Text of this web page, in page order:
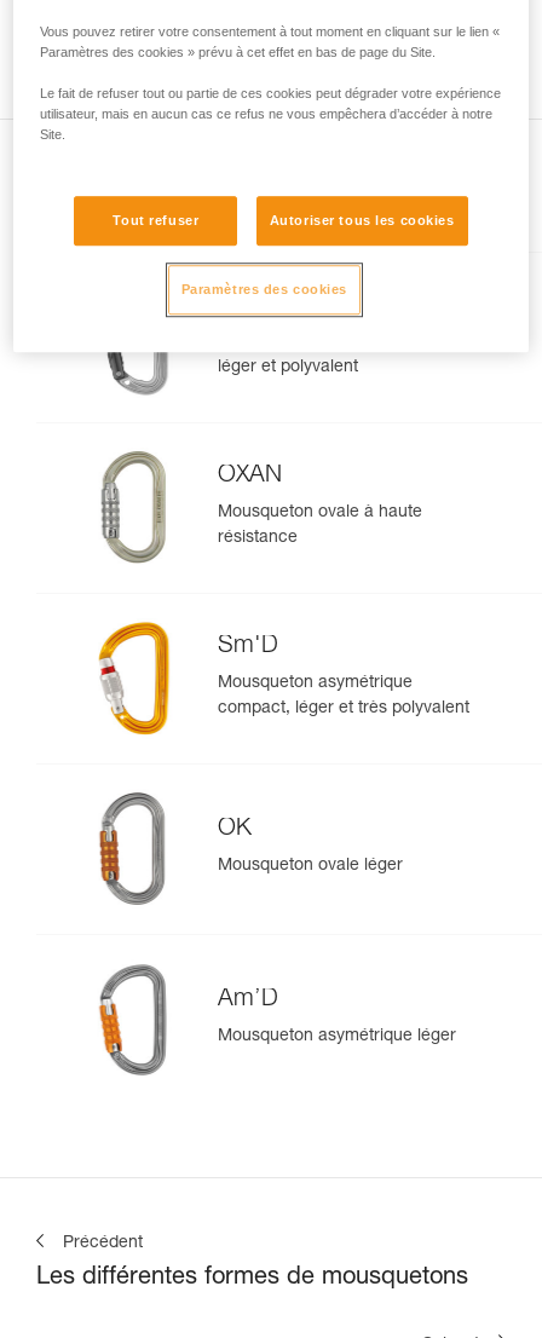
la bague souple peut avoir été déformée par le premier
mousqueton et ne plus maintenir correctement le second.
Présent dans l'article
léger et polyvalent
OXAN
Mousqueton ovale à haute
résistance
Sm'D
Mousqueton asymétrique
compact, léger et très polyvalent
OK
Mousqueton ovale léger
Am’D
Mousqueton asymétrique léger
Précédent
Les différentes formes de mousquetons
Vous pouvez retirer votre consentement à tout moment en cliquant sur le lien «
Paramètres des cookies » prévu à cet effet en bas de page du Site.
Le fait de refuser tout ou partie de ces cookies peut dégrader votre expérience
utilisateur, mais en aucun cas ce refus ne vous empêchera d’accéder à notre
Site.
Tout refuser Autoriser tous les cookies
Paramètres des cookies